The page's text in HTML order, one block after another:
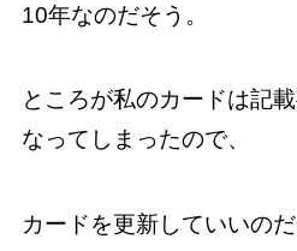
10年なのだそう。
ところが私のカードは記
なってしまったので、
カードを更新していいのだ